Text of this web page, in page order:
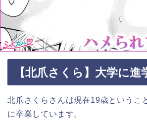
【北爪さくら】大学に進
北爪さくらさんは現在19歳というこ
に卒業しています。